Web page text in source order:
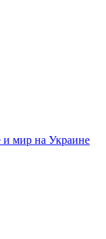
и мир на Украине